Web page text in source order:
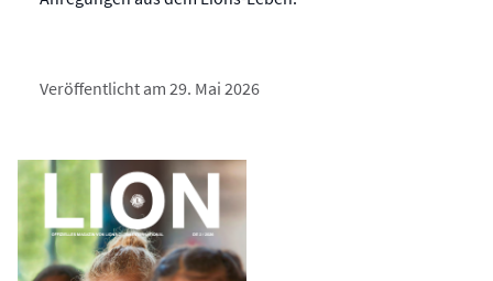
Veröffentlicht am 29. Mai 2026